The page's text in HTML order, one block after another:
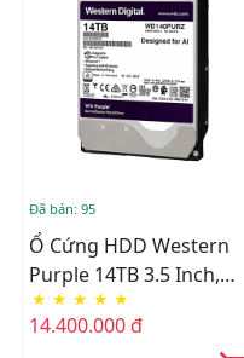
Đã bán: 95
Ổ Cứng HDD Western
Purple 14TB 3.5 Inch,
7200RPM, SATA3, 512MB
Cache (WD140PURZ)
★ ★ ★ ★ ★
14.400.000 đ